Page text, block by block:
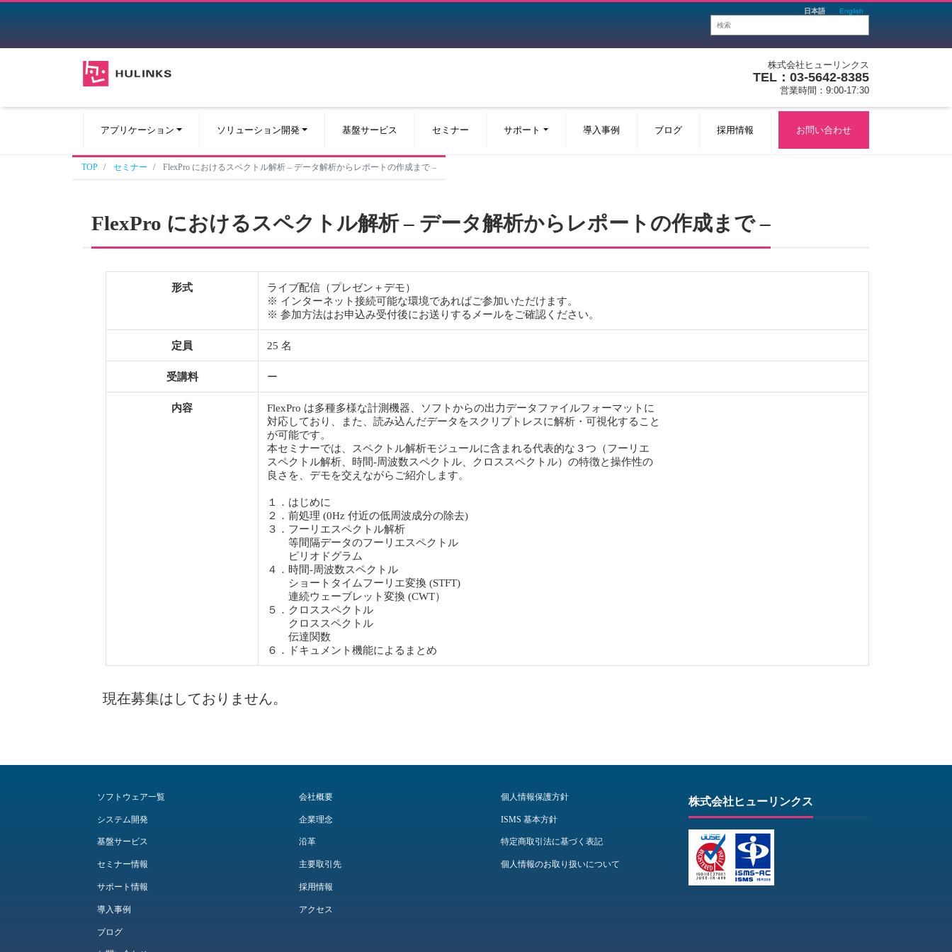
日本語 English
株式会社ヒューリンクス
TEL：03-5642-8385
営業時間：9:00-17:30
アプリケーション ソリューション開発 基盤サービス セミナー サポート 導入事例 ブログ 採用情報 お問い合わせ
TOP セミナー FlexPro におけるスペクトル解析 – データ解析からレポートの作成まで –
FlexPro におけるスペクトル解析 – データ解析からレポートの作成まで –
形式
ライブ配信（プレゼン＋デモ）
※ インターネット接続可能な環境であればご参加いただけます。
※ 参加方法はお申込み受付後にお送りするメールをご確認ください。
定員 25 名
受講料 ー
内容
FlexPro は多種多様な計測機器、ソフトからの出力データファイルフォーマットに
対応しており、また、読み込んだデータをスクリプトレスに解析・可視化すること
が可能です。
本セミナーでは、スペクトル解析モジュールに含まれる代表的な３つ（フーリエ
スペクトル解析、時間-周波数スペクトル、クロススペクトル）の特徴と操作性の
良さを、デモを交えながらご紹介します。
１．はじめに
２．前処理 (0Hz 付近の低周波成分の除去)
３．フーリエスペクトル解析
等間隔データのフーリエスペクトル
ピリオドグラム
４．時間-周波数スペクトル
ショートタイムフーリエ変換 (STFT)
連続ウェーブレット変換 (CWT）
５．クロススペクトル
クロススペクトル
伝達関数
６．ドキュメント機能によるまとめ
現在募集はしておりません。
ソフトウェア一覧
システム開発
基盤サービス
セミナー情報
サポート情報
導入事例
ブログ
会社概要
企業理念
沿革
主要取引先
採用情報
アクセス
個人情報保護方針
ISMS 基本方針
特定商取引法に基づく表記
個人情報のお取り扱いについて
株式会社ヒューリンクス